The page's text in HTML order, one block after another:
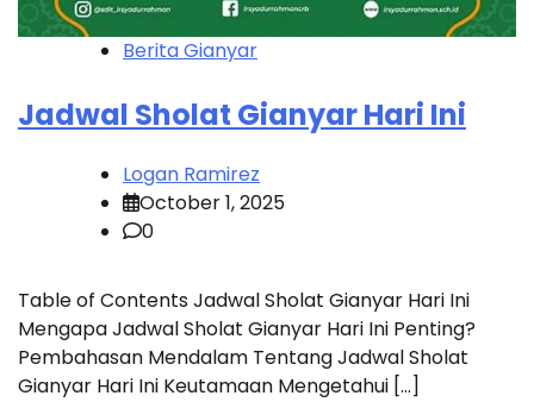
Berita Gianyar
Jadwal Sholat Gianyar Hari Ini
Logan Ramirez
October 1, 2025
0
Table of Contents Jadwal Sholat Gianyar Hari Ini
Mengapa Jadwal Sholat Gianyar Hari Ini Penting?
Pembahasan Mendalam Tentang Jadwal Sholat
Gianyar Hari Ini Keutamaan Mengetahui […]